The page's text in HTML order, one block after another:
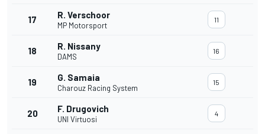
17 R. Verschoor
MP Motorsport
11
18 R. Nissany
DAMS
16
19 G. Samaia
Charouz Racing System
15
20 F. Drugovich
UNI Virtuosi
4